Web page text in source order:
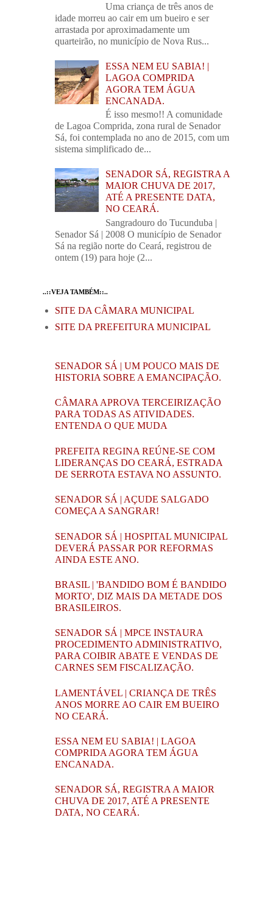
Uma criança de três anos de
idade morreu ao cair em um bueiro e ser
arrastada por aproximadamente um
quarteirão, no município de Nova Rus...
ESSA NEM EU SABIA! |
LAGOA COMPRIDA
AGORA TEM ÁGUA
ENCANADA.
É isso mesmo!! A comunidade
de Lagoa Comprida, zona rural de Senador
Sá, foi contemplada no ano de 2015, com um
sistema simplificado de...
SENADOR SÁ, REGISTRA A
MAIOR CHUVA DE 2017,
ATÉ A PRESENTE DATA,
NO CEARÁ.
Sangradouro do Tucunduba |
Senador Sá | 2008 O município de Senador
Sá na região norte do Ceará, registrou de
ontem (19) para hoje (2...
..::VEJA TAMBÉM::..
SITE DA CÂMARA MUNICIPAL
SITE DA PREFEITURA MUNICIPAL
SENADOR SÁ | UM POUCO MAIS DE
HISTORIA SOBRE A EMANCIPAÇÃO.
CÂMARA APROVA TERCEIRIZAÇÃO
PARA TODAS AS ATIVIDADES.
ENTENDA O QUE MUDA
PREFEITA REGINA REÚNE-SE COM
LIDERANÇAS DO CEARÁ, ESTRADA
DE SERROTA ESTAVA NO ASSUNTO.
SENADOR SÁ | AÇUDE SALGADO
COMEÇA A SANGRAR!
SENADOR SÁ | HOSPITAL MUNICIPAL
DEVERÁ PASSAR POR REFORMAS
AINDA ESTE ANO.
BRASIL | 'BANDIDO BOM É BANDIDO
MORTO', DIZ MAIS DA METADE DOS
BRASILEIROS.
SENADOR SÁ | MPCE INSTAURA
PROCEDIMENTO ADMINISTRATIVO,
PARA COIBIR ABATE E VENDAS DE
CARNES SEM FISCALIZAÇÃO.
LAMENTÁVEL | CRIANÇA DE TRÊS
ANOS MORRE AO CAIR EM BUEIRO
NO CEARÁ.
ESSA NEM EU SABIA! | LAGOA
COMPRIDA AGORA TEM ÁGUA
ENCANADA.
SENADOR SÁ, REGISTRA A MAIOR
CHUVA DE 2017, ATÉ A PRESENTE
DATA, NO CEARÁ.